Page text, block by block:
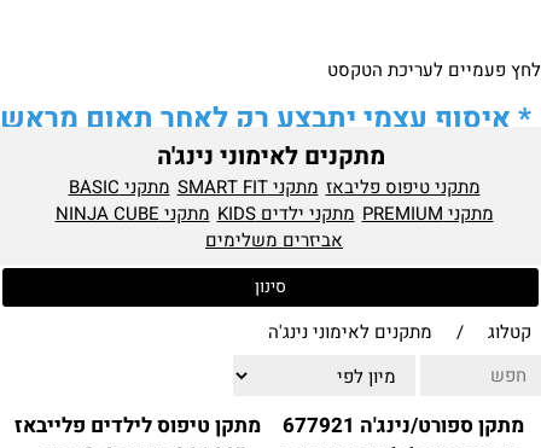
לחץ פעמיים לעריכת הטקסט
* איסוף עצמי יתבצע רק לאחר תאום מראש
של הלקוח מול נציגנו!
לבירור נוסף ניתן ליצור עמנו קשר:
הודעות בלבד):
052-8059900
04-8411075
בין השעות 9:00-17:00
לחיצת כפתור"צור קשר"באתר
דוא"ל:citysport1@013.net
מתקנים לאימוני נינג'ה
מתקני טיפוס פליבאז מתקני SMART FIT
מתקני BASIC
מתקני PREMIUM
מתקני ילדים KIDS
מתקני NINJA CUBE
אביזרים משלימים
סינון
קטלוג / מתקנים לאימוני נינג'ה
מתקן ספורט/נינג'ה 677921
מתקן טיפוס לילדים פלייבאז